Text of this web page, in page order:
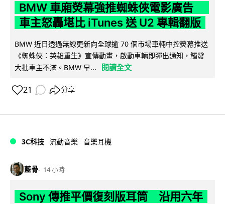
BMW 車廂熒幕強推蜘蛛俠電影廣告
車主怒轟堪比 iTunes 送 U2 專輯翻版
BMW 近日透過無線更新向全球逾 70 個市場車輛中控熒幕推送
《蜘蛛俠：英雄重生》宣傳動畫，啟動車輛即彈出通知，觸發
大批車主不滿。BMW 早...
閱讀全文
21 分享
3C科技 流動音樂 音樂耳機
藍骨 14 小時
Sony 傳推平價復刻版耳筒 沿用六年